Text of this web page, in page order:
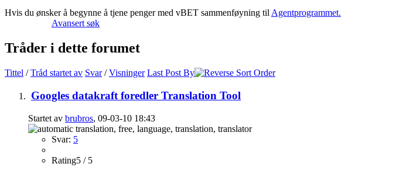
Hvis du ønsker å begynne å tjene penger med vBET sammenføyning tilAgentprogrammet.
Avansert søk
Tråder i dette forumet
Tittel /Tråd startet av Svar/Visninger Last Post By
Googles datakraft foredler Translation Tool
Startet av brubros, 09-03-10 18:43
Svar: 5
Rating5 / 5